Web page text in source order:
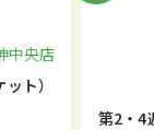
中央店
ト）
第2・4